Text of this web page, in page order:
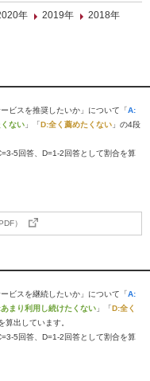
年 2019年
2018年
ビスを推奨したいか」について「A:
ない 」「D:全く薦めたくない 」の4段
5回答、D=1-2回答として割合を算
）
ビスを継続したいか」について「A:
まり利用し続けたくない 」「D:全く
算出しています。
5回答、D=1-2回答として割合を算